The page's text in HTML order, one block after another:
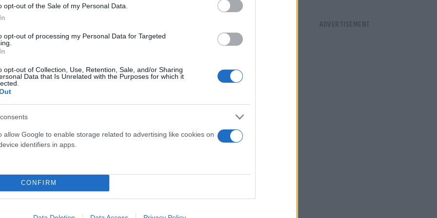
opt-out of the Sale of my Personal Data.
opt-out of processing my Personal Data for Targeted
opt-out of Collection, Use, Retention, Sale, and/or Sharing
Data that Is Unrelated with the Purposes for which it
allow Google to enable storage related to advertising like cookies on
identifiers in apps.
CONFIRM
Χάαλαντ, Σέρχιο Αγκουέρο και Ολιβιέ Ζιρού. Σε μια
ως καλεσμένος με τους Γκάρι Λίνεκερ και Ρίτσαρντς.
αντίπαλος, [είναι] πολύ δυνατός, ένας σύγχρονος
ένα εκατοστό, τότε θα σε τιμωρήσει. Είναι το ίδιο με τον
από τότε που έπαιξα εναντίον του όταν ήμουν στη
με το αριστερό ή το δεξί, έπρεπε πάντα να είσαι στην
εναντίον μας το 2018-19, ήρθε μπροστά από τον